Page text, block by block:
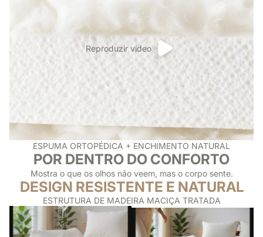
Reproduzir vídeo
ESPUMA ORTOPÉDICA + ENCHIMENTO NATURAL
POR DENTRO DO CONFORTO
Mostra o que os olhos não veem, mas o corpo sente.
DESIGN RESISTENTE E NATURAL
ESTRUTURA DE MADEIRA MACIÇA TRATADA